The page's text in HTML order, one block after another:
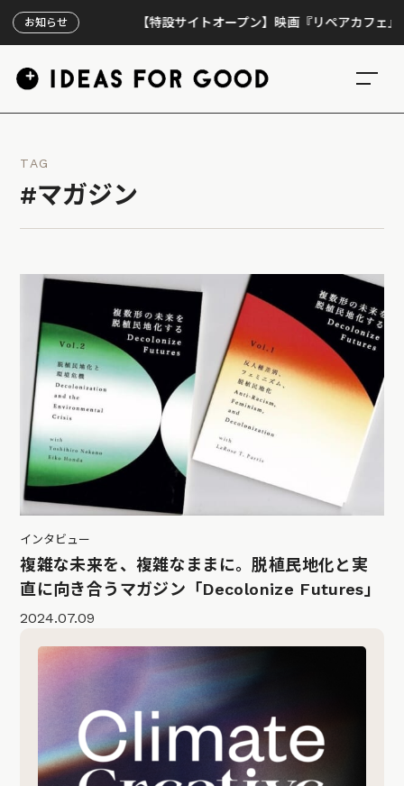
お知らせ 【特設サイトオープン】映画『リペアカフェ』、上
TAG
#マガジン
インタビュー
複雑な未来を、複雑なままに。脱植民地化と実
直に向き合うマガジン「Decolonize Futures」
2024.07.09